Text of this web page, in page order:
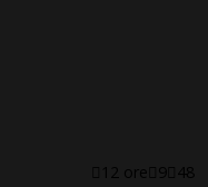
12 ore 9 48